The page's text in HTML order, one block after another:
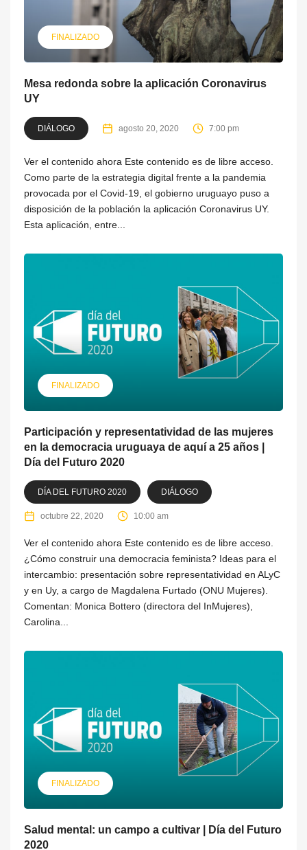
FINALIZADO
Mesa redonda sobre la aplicación Coronavirus
UY
DIÁLOGO agosto 20, 2020 7:00 pm
Ver el contenido ahora Este contenido es de libre acceso.
Como parte de la estrategia digital frente a la pandemia
provocada por el Covid-19, el gobierno uruguayo puso a
disposición de la población la aplicación Coronavirus UY.
Esta aplicación, entre...
FINALIZADO
Participación y representatividad de las mujeres
en la democracia uruguaya de aquí a 25 años |
Día del Futuro 2020
DÍA DEL FUTURO 2020 DIÁLOGO
octubre 22, 2020 10:00 am
Ver el contenido ahora Este contenido es de libre acceso.
¿Cómo construir una democracia feminista? Ideas para el
intercambio: presentación sobre representatividad en ALyC
y en Uy, a cargo de Magdalena Furtado (ONU Mujeres).
Comentan: Monica Bottero (directora del InMujeres),
Carolina...
FINALIZADO
Salud mental: un campo a cultivar | Día del Futuro
2020